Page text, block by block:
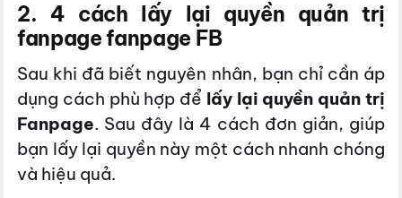
2. 4 cách lấy lại quyền quản trị
fanpage fanpage FB
Sau khi đã biết nguyên nhân, bạn chỉ cần áp
dụng cách phù hợp để lấy lại quyền quản trị
Fanpage. Sau đây là 4 cách đơn giản, giúp
bạn lấy lại quyền này một cách nhanh chóng
và hiệu quả.